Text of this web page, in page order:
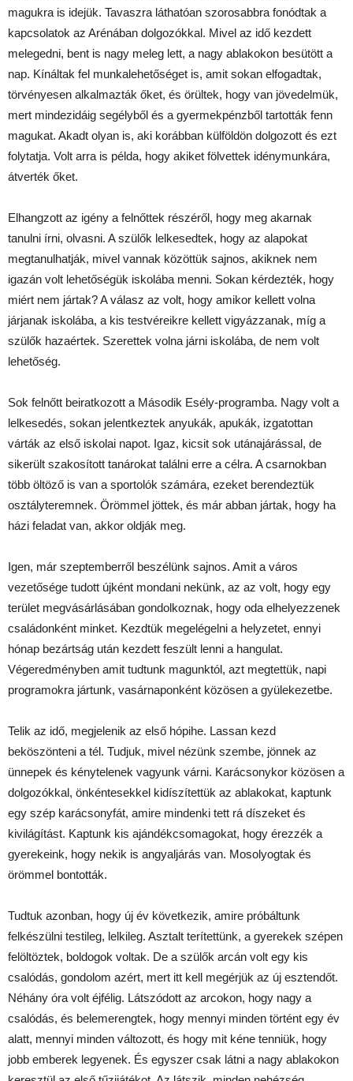
magukra is idejük. Tavaszra láthatóan szorosabbra fonódtak a
kapcsolatok az Arénában dolgozókkal. Mivel az idő kezdett
melegedni, bent is nagy meleg lett, a nagy ablakokon besütött a
nap. Kínáltak fel munkalehetőséget is, amit sokan elfogadtak,
törvényesen alkalmazták őket, és örültek, hogy van jövedelmük,
mert mindezidáig segélyből és a gyermekpénzből tartották fenn
magukat. Akadt olyan is, aki korábban külföldön dolgozott és ezt
folytatja. Volt arra is példa, hogy akiket fölvettek idénymunkára,
átverték őket.
Elhangzott az igény a felnőttek részéről, hogy meg akarnak
tanulni írni, olvasni. A szülők lelkesedtek, hogy az alapokat
megtanulhatják, mivel vannak közöttük sajnos, akiknek nem
igazán volt lehetőségük iskolába menni. Sokan kérdezték, hogy
miért nem jártak? A válasz az volt, hogy amikor kellett volna
járjanak iskolába, a kis testvéreikre kellett vigyázzanak, míg a
szülők hazaértek. Szerettek volna járni iskolába, de nem volt
lehetőség.
Sok felnőtt beiratkozott a Második Esély-programba. Nagy volt a
lelkesedés, sokan jelentkeztek anyukák, apukák, izgatottan
várták az első iskolai napot. Igaz, kicsit sok utánajárással, de
sikerült szakosított tanárokat találni erre a célra. A csarnokban
több öltöző is van a sportolók számára, ezeket berendeztük
osztályteremnek. Örömmel jöttek, és már abban jártak, hogy ha
házi feladat van, akkor oldják meg.
Igen, már szeptemberről beszélünk sajnos. Amit a város
vezetősége tudott újként mondani nekünk, az az volt, hogy egy
terület megvásárlásában gondolkoznak, hogy oda elhelyezzenek
családonként minket. Kezdtük megelégelni a helyzetet, ennyi
hónap bezártság után kezdett feszült lenni a hangulat.
Végeredményben amit tudtunk magunktól, azt megtettük, napi
programokra jártunk, vasárnaponként közösen a gyülekezetbe.
Telik az idő, megjelenik az első hópihe. Lassan kezd
beköszönteni a tél. Tudjuk, mivel nézünk szembe, jönnek az
ünnepek és kénytelenek vagyunk várni. Karácsonykor közösen a
dolgozókkal, önkéntesekkel kidíszítettük az ablakokat, kaptunk
egy szép karácsonyfát, amire mindenki tett rá díszeket és
kivilágítást. Kaptunk kis ajándékcsomagokat, hogy érezzék a
gyerekeink, hogy nekik is angyaljárás van. Mosolyogtak és
örömmel bontották.
Tudtuk azonban, hogy új év következik, amire próbáltunk
felkészülni testileg, lelkileg. Asztalt terítettünk, a gyerekek szépen
felöltöztek, boldogok voltak. De a szülők arcán volt egy kis
csalódás, gondolom azért, mert itt kell megérjük az új esztendőt.
Néhány óra volt éjfélig. Látszódott az arcokon, hogy nagy a
csalódás, és belemerengtek, hogy mennyi minden történt egy év
alatt, mennyi minden változott, és hogy mit kéne tenniük, hogy
jobb emberek legyenek. És egyszer csak látni a nagy ablakokon